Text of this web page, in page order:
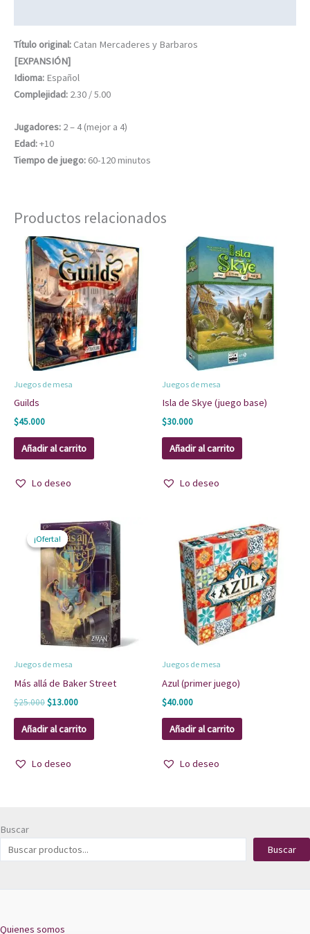
Título original: Catan Mercaderes y Barbaros
[EXPANSIÓN]
Idioma: Español
Complejidad: 2.30 / 5.00
Jugadores: 2 – 4 (mejor a 4)
Edad:+10
Tiempo de juego: 60-120 minutos
Productos relacionados
Juegos de mesa
Guilds
$45.000
Añadir al carrito
Lo deseo
Juegos de mesa
Isla de Skye (juego base)
$30.000
Añadir al carrito
Lo deseo
¡Oferta!
¡Oferta!
Juegos de mesa
Más allá de Baker Street
$25.000
El
precio
original
era:
$25.000.
$13.000
El
precio
actual
es:
$13.000.
Añadir al carrito
Lo deseo
Juegos de mesa
Azul (primer juego)
$40.000
Añadir al carrito
Lo deseo
Buscar
Buscar
Quienes somos